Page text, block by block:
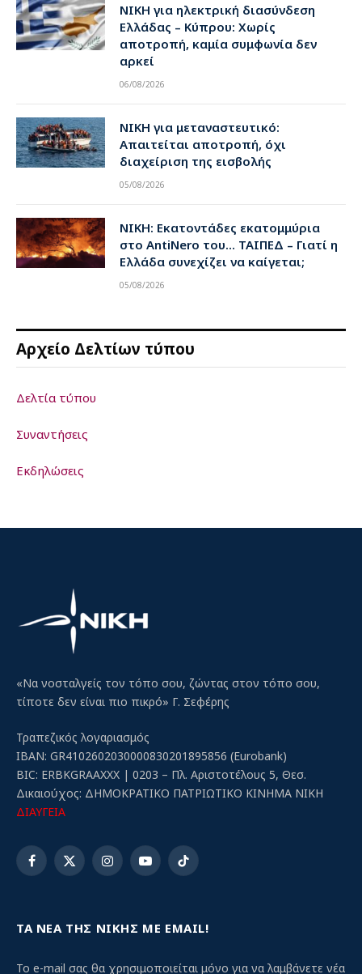
ΝΙΚΗ για ηλεκτρική διασύνδεση
Ελλάδας – Κύπρου: Χωρίς
αποτροπή, καμία συμφωνία δεν
αρκεί
06/08/2026
ΝΙΚΗ για μεταναστευτικό:
Απαιτείται αποτροπή, όχι
διαχείριση της εισβολής
05/08/2026
ΝΙΚΗ: Εκατοντάδες εκατομμύρια
στο AntiNero του… ΤΑΙΠΕΔ – Γιατί η
Ελλάδα συνεχίζει να καίγεται;
05/08/2026
Αρχείο Δελτίων τύπου
Δελτία τύπου
Συναντήσεις
Εκδηλώσεις
«Να νοσταλγείς τον τόπο σου, ζώντας στον τόπο σου,
τίποτε δεν είναι πιο πικρό» Γ. Σεφέρης
Τραπεζικός λογαριασμός
IBAN: GR4102602030000830201895856 (Eurobank)
BIC: ERBKGRAAXXX | 0203 – Πλ. Αριστοτέλους 5, Θεσ.
Δικαιούχος: ΔΗΜΟΚΡΑΤΙΚΟ ΠΑΤΡΙΩΤΙΚΟ ΚΙΝΗΜΑ ΝΙΚΗ
ΔΙΑΥΓΕΙΑ
Facebook
X
InstagramYouTubeTikTok
ΤΑ ΝΕΑ ΤΗΣ ΝΙΚΗΣ ΜΕ EMAIL!
Το e-mail σας θα χρησιμοποιείται μόνο για να λαμβάνετε νέα